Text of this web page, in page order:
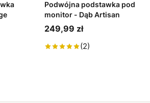
Podwójna podstawka pod
monitor - Dąb Artisan
249,99 zł
(2)